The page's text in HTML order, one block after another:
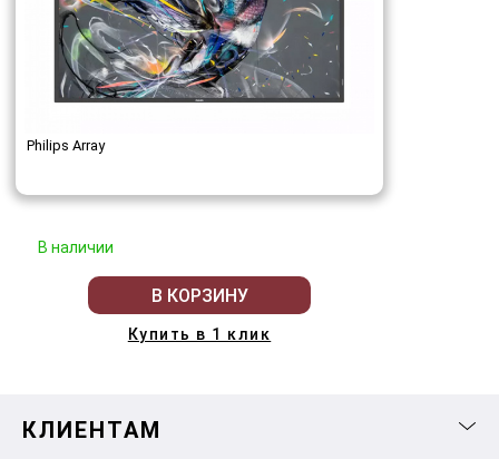
Philips Array
В наличии
В КОРЗИНУ
Купить в 1 клик
КЛИЕНТАМ